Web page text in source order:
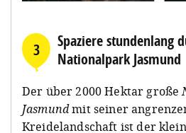
3
Spaziere stundenlang
Nationalpark Jasmund
Der über 2000 Hektar große
Jasmundmit seiner
Kreidelandschaft ist der